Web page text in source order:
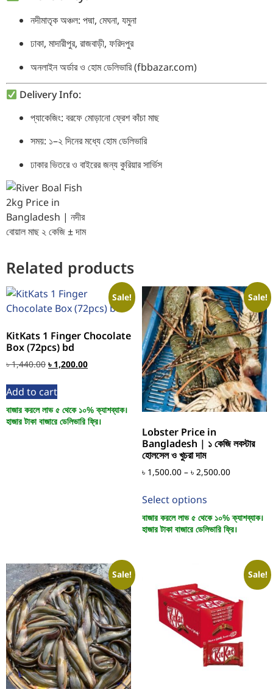
নদীমাতৃক অঞ্চল: পদ্মা, মেঘনা, যমুনা
ঢাকা, মাদারীপুর, রাজবাড়ী, ফরিদপুর
অনলাইন অর্ডার ও হোম ডেলিভারি (fbbazar.com)
Delivery Info:
প্যাকেজিং: বরফে মোড়ানো ফ্রেশ কাঁচা মাছ
সময়: ১–২ দিনের মধ্যে হোম ডেলিভারি
ঢাকার ভিতরে ও বাইরের জন্য কুরিয়ার সার্ভিস
Related products
Sale!
KitKats 1 Finger Chocolate
Box (72pcs) bd
৳1,440.00 ৳ 1,200.00
Add to cart
বাজার করলে লাভ ৫ থেকে ১০% ক্যাশব্যাক।
হাজার টাকা বাজারে ডেলিভারি ফ্রি।
Sale!
Lobster Price in
Bangladesh | ১ কেজি লবস্টার
হোলসেল ও খুচরা দাম
৳ 1,500.00 – ৳ 2,500.00
Select options
বাজার করলে লাভ ৫ থেকে ১০% ক্যাশব্যাক।
হাজার টাকা বাজারে ডেলিভারি ফ্রি।
Sale! Sale!